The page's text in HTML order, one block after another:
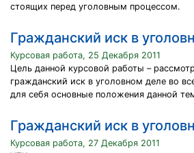
стоящих перед уголовным процессом.
Гражданский иск в
Курсовая работа, 25 Декабря 2011
Цель данной курсовой работы –
гражданский иск в уголовном деле во
для себя основные положения данной
Гражданский иск в
Курсовая работа, 27 Декабря 2011